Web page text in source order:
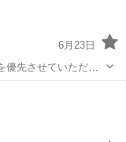
6月23日
先させていただき